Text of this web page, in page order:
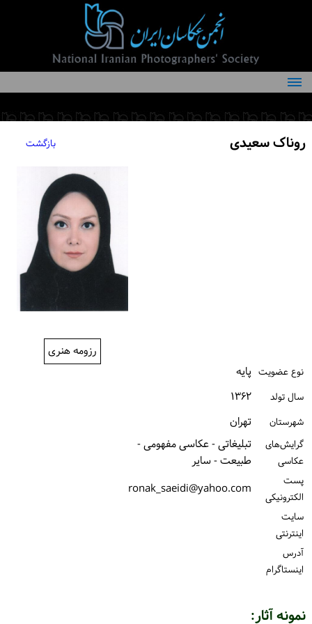
درباره انجمن
کمیته‌های انجمن
روناک سعیدی بازگشت
رزومه هنری
نوع عضویت پایه
سال تولد ۱۳۶۲
شهرستان تهران
گرایش‌های
عکاسی
تبلیغاتی - عکاسی مفهومی -
طبیعت - سایر
پست
الكترونیكی
ronak_saeidi@yahoo.com
سایت
اینترنتی
آدرس
اینستاگرام
نمونه آثار: